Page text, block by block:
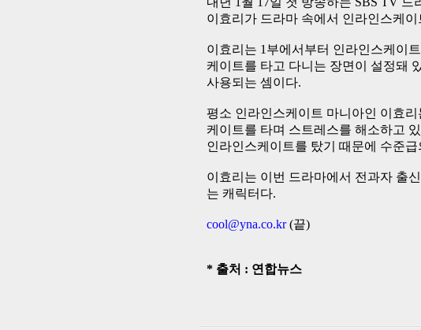
이효리가 드라마 속에서 인라인스케
이효리는 1부에서부터 인라인스케이
케이트를 타고 다니는 장면이 설정돼
사용되는 셈이다.
평소 인라인스케이트 마니아인 이효
케이트를 타며 스트레스를 해소하고
인라인스케이트를 탔기 때문에 수준
이효리는 이번 드라마에서 전과자 출
는 캐릭터다.
cool@yna.co.kr(끝)
* 출처 : 연합뉴스